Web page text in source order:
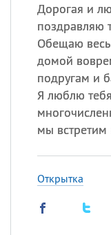
Дорогая и
поздравляю
Обещаю
домой
подругам и
Я люблю
мы встретим
Открытка